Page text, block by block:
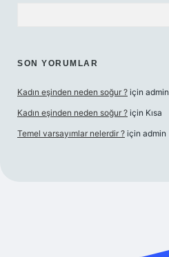
SON YORUMLAR
Kadın eşinden neden soğur ? için admin
Kadın eşinden neden soğur ? için Kısa
Temel varsayımlar nelerdir ? için admin